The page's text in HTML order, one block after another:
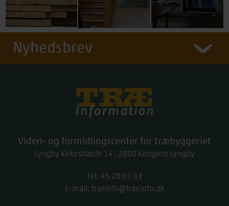
Viden- og formidlingscenter for træbyggeriet
Lyngby Kirkestræde 14 2800 Kongens Lyngby
Tel: work
45 28 03 33
E-mail: traeinfo@traeinfo.dk
Nyhedsbrev